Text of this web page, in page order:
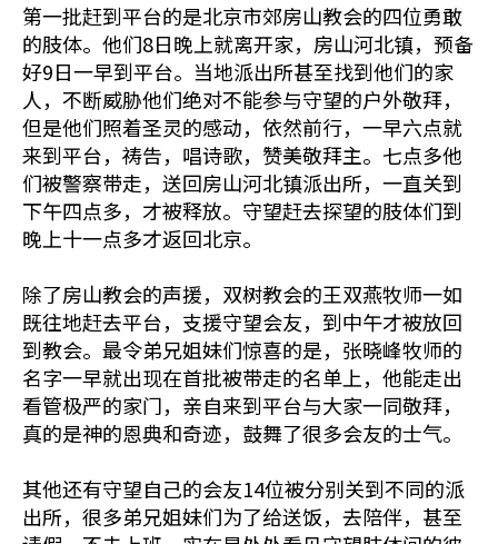
第一批赶到平台的是北京市郊房山教会的四位勇敢
的肢体。他们8日晚上就离开家，房山河北镇，预备
好9日一早到平台。当地派出所甚至找到他们的家
人，不断威胁他们绝对不能参与守望的户外敬拜，
但是他们照着圣灵的感动，依然前行，一早六点就
来到平台，祷告，唱诗歌，赞美敬拜主。七点多他
们被警察带走，送回房山河北镇派出所，一直关到
下午四点多，才被释放。守望赶去探望的肢体们到
晚上十一点多才返回北京。
除了房山教会的声援，双树教会的王双燕牧师一如
既往地赶去平台，支援守望会友，到中午才被放回
到教会。最令弟兄姐妹们惊喜的是，张晓峰牧师的
名字一早就出现在首批被带走的名单上，他能走出
看管极严的家门，亲自来到平台与大家一同敬拜，
真的是神的恩典和奇迹，鼓舞了很多会友的士气。
其他还有守望自己的会友14位被分别关到不同的派
出所，很多弟兄姐妹们为了给送饭，去陪伴，甚至